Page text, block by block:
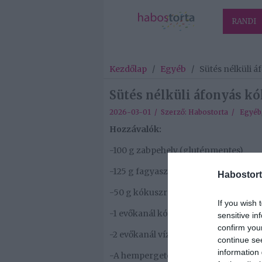
If you wish
sensitive
confirm
continue
information
RANDI
Kezdőlap / Egyéb / Sütés nélküli
Sütés nélküli áfonyás
2026-03-01 / Szerző: Habostorta / Egyéb
Hozzávalók:
-100 g zabpehely (gluténmentes)
-125 g fagyasztott áfonya
-50 g kókuszreszelék
-1 evőkanál kókuszolaj
-2 evőkanál víz
-A hempergetéshez: kókuszreszelék